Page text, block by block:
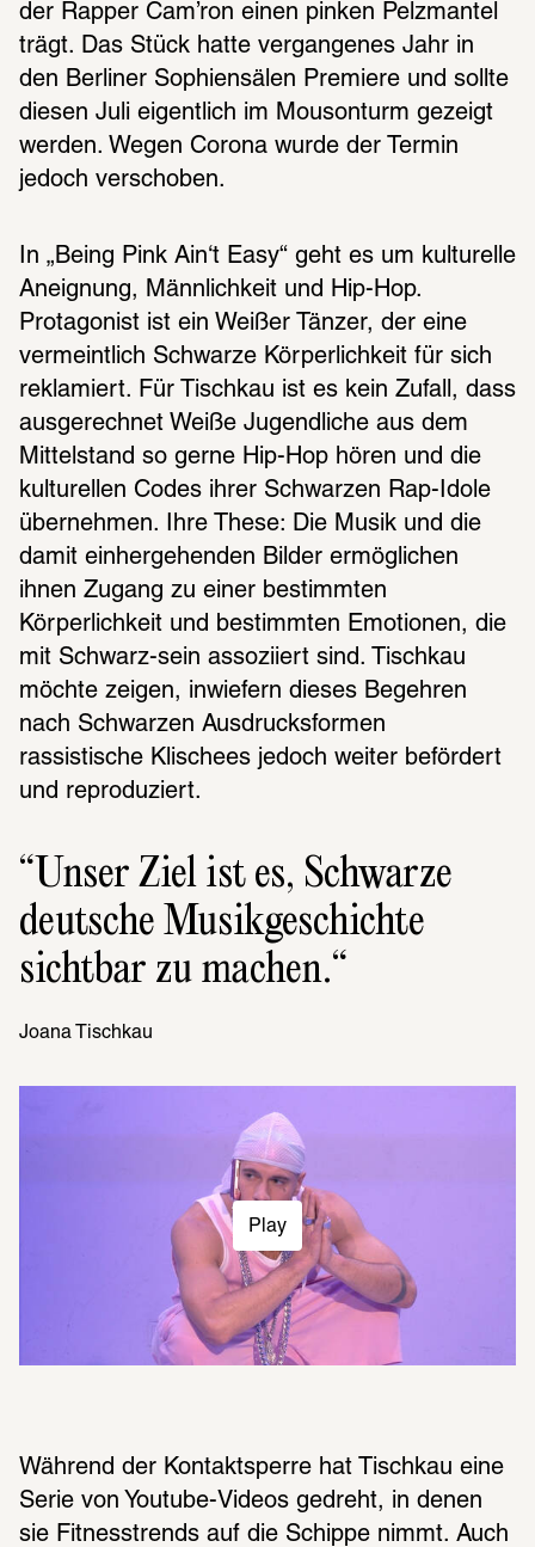
der Rapper Cam’ron einen pinken Pelzmantel
trägt. Das Stück hatte vergangenes Jahr in
den Berliner Sophiensälen Premiere und sollte
diesen Juli eigentlich im Mousonturm gezeigt
werden. Wegen Corona wurde der Termin
jedoch verschoben.
In „Being Pink Ain‘t Easy“ geht es um kulturelle
Aneignung, Männlichkeit und Hip-Hop.
Protagonist ist ein Weißer Tänzer, der eine
vermeintlich Schwarze Körperlichkeit für sich
reklamiert. Für Tischkau ist es kein Zufall, dass
ausgerechnet Weiße Jugendliche aus dem
Mittelstand so gerne Hip-Hop hören und die
kulturellen Codes ihrer Schwarzen Rap-Idole
übernehmen. Ihre These: Die Musik und die
damit einhergehenden Bilder ermöglichen
ihnen Zugang zu einer bestimmten
Körperlichkeit und bestimmten Emotionen, die
mit Schwarz-sein assoziiert sind. Tischkau
möchte zeigen, inwiefern dieses Begehren
nach Schwarzen Ausdrucksformen
rassistische Klischees jedoch weiter befördert
und reproduziert.
Unser Ziel ist es, Schwarze
deut­sche Musik­ge­schichte
sicht­bar zu machen.
Joana Tischkau
Play
Während der Kontaktsperre hat Tischkau eine
Serie von Youtube-Videos gedreht, in denen
sie Fitnesstrends auf die Schippe nimmt. Auch